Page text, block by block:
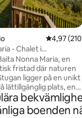
4,97 av 5
4,97
- Chalet i
Nonna Maria, en
fristad där naturen
ligger på en unikt
lättillgänglig plats, en
erbjuder fullständig
kompromissa med
boenden